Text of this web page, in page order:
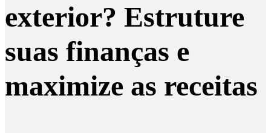
exterior? Estruture
suas finanças e
maximize as receitas